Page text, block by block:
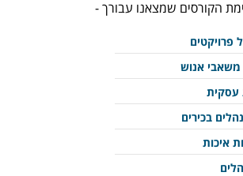
הקורסים שמצאנו עבורך -
פרויקטים
משאבי אנוש
עסקית
בכירים
איכות